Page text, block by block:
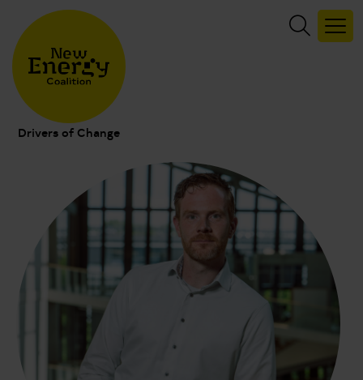
Drivers of Change